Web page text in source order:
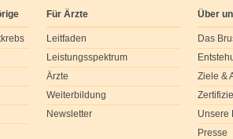
Für Ärzte
Leitfaden
Leistungsspektrum
Ärzte
Weiterbildung
Newsletter
Über
Das
Ziele &
Unsere
Presse